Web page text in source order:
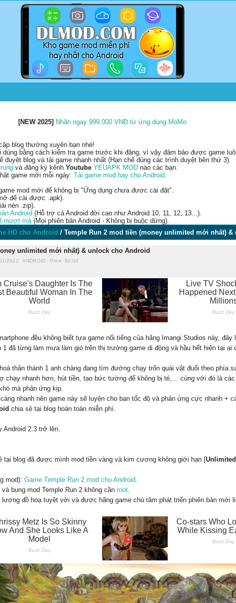
[NEW 2025] Nhận ngay 999.000 VNĐ từ ứng dụng MoMo
blog thường xuyên bạn nhé!
dùng bằng cách kiểm tra game trước khi đăng, vì vậy đảm bảo được game
duyệt blog và tải game nhanh nhất (Hạn chế dùng các trình duyệt bên thứ 3).
và đăng ký kênh Youtube YEUAPK MOD nào các bạn.
game mới mỗi ngày: Tải game mod hay cho Android.
mod mới để không bị "Ứng dụng chưa được cài đặt".
để cài được .apk).
nén .zip).
Android (Hỗ trợ cả Android đời cao như Android 10, 11, 12, 13...).
mượt mà(Mọi phiên bản Android - Không bị buộc dừng).
HD cho Android / Temple Run 2 mod tiền (money unlimited mới nhất) &
unlimited mới nhất) & unlock cho Android
2021 ANDROID - Price: $0.00
đều không biết tựa game nổi tiếng của hãng Imangi Studios này, đây
1 đã từng làm mưa làm gió trên thị trường game di động và hầu hết hiện tại ai
thân thành 1 anh chàng đang tìm đường chạy trốn quái vật đuổi theo phía
chạy nhanh hơn, hút tiền, tạo bức tường để không bị té,… cùng với đó là
mà phản ứng kịp.
nhanh nên game này sẽ luyện cho bạn tốc độ và phản ứng cực nhanh +
chia sẻ tại blog hoàn toàn miễn phí.
Android 2.3 trở lên.
tại blog đã được mình mod tiền vàng và kim cương không giới hạn [
mod): Game Temple Run 2 mod cho Android.
bung mod Temple Run 2 không cần root.
đồ hoạ tuyệt vời và được hãng game chú tâm phát triển phiên bản mới